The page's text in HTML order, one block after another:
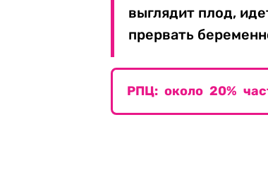
выглядит плод,
прервать
РПЦ: около 20%